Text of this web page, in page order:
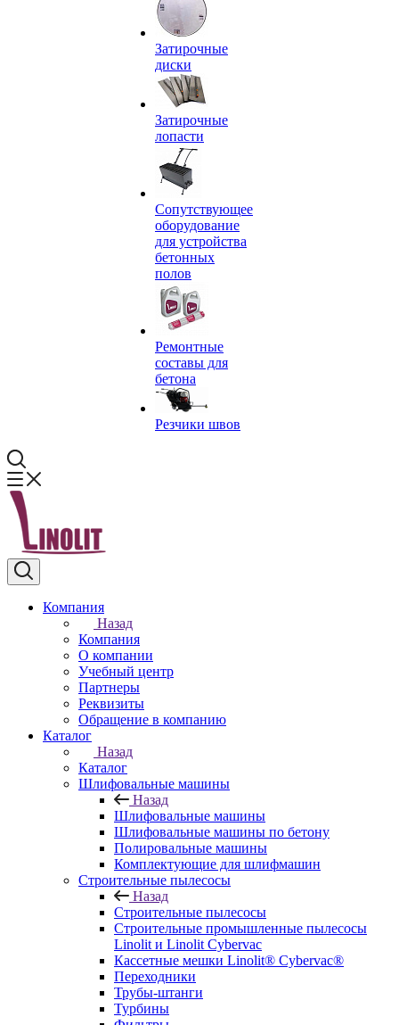
Затирочные
диски
Затирочные
лопасти
Сопутствующее
оборудование
для устройства
бетонных
полов
Ремонтные
составы для
бетона
Резчики швов
Компания
Назад
Компания
О компании
Учебный центр
Партнеры
Реквизиты
Обращение в компанию
Каталог
Назад
Каталог
Шлифовальные машины
Назад
Шлифовальные машины
Шлифовальные машины по бетону
Полировальные машины
Комплектующие для шлифмашин
Строительные пылесосы
Назад
Строительные пылесосы
Строительные промышленные пылесосы
Linolit и Linolit Cybervac
Кассетные мешки Linolit® Cybervac®
Переходники
Трубы-штанги
Турбины